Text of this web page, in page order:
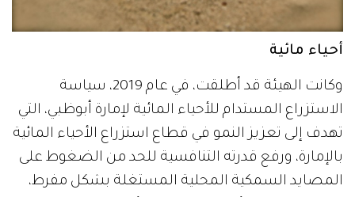
أحياء مائية
وكانت الهيئة قد أطلقت، في عام 2019، سياسة
الاستزراع المستدام للأحياء المائية لإمارة أبوظبي، التي
تهدف إلى تعزيز النمو في قطاع استزراع الأحياء المائية
بالإمارة، ورفع قدرته التنافسية للحد من الضغوط على
المصايد السمكية المحلية المستغلة بشكل مفرط،